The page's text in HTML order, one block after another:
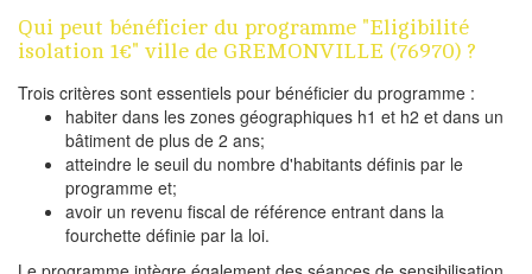
Qui peut bénéficier du programme "Eligibilité
isolation 1€" ville de GREMONVILLE (76970) ?
Trois critères sont essentiels pour bénéficier du programme :
habiter dans les zones géographiques h1 et h2 et dans un
bâtiment de plus de 2 ans;
atteindre le seuil du nombre d'habitants définis par le
programme et;
avoir un revenu fiscal de référence entrant dans la
fourchette définie par la loi.